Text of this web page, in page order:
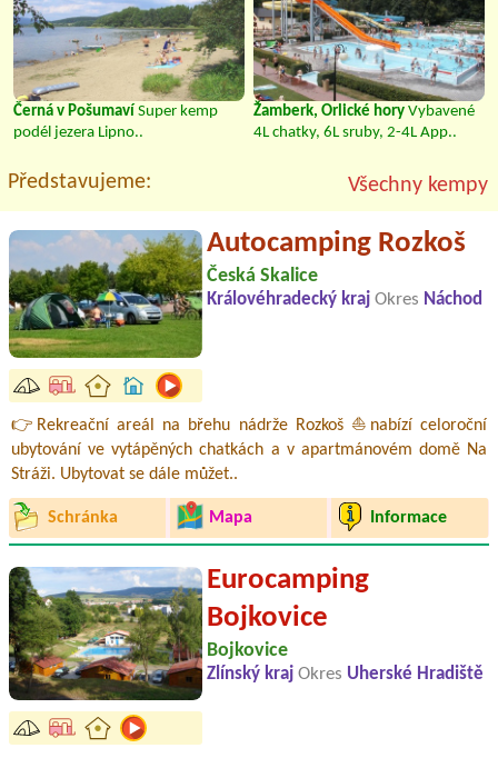
Černá v Pošumaví Super kemp
podél jezera Lipno..
Žamberk, Orlické hory Vybavené
4L chatky, 6L sruby, 2-4L App..
Představujeme: Všechny kempy
Autocamping Rozkoš
Česká Skalice
Královéhradecký kraj Okres Náchod
👉Rekreační areál na břehu nádrže Rozkoš ⛵nabízí celoroční
ubytování ve vytápěných chatkách a v apartmánovém domě Na
Stráži. Ubytovat se dále můžet..
Schránka Mapa Informace
Eurocamping
Bojkovice
Bojkovice
Zlínský kraj Okres Uherské Hradiště